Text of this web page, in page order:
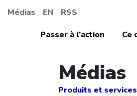
Médias EN RSS
Passer à l’action
Ce
Médias
Produits et